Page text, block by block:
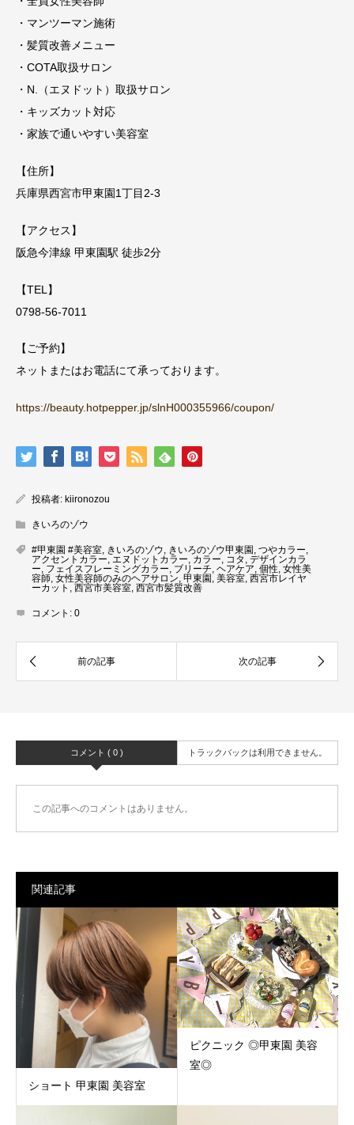
・マンツーマン施術
・髪質改善メニュー
・COTA取扱サロン
・N.（エヌドット）取扱サロン
・キッズカット対応
・家族で通いやすい美容室
【住所】
兵庫県西宮市甲東園1丁目2-3
【アクセス】
阪急今津線 甲東園駅 徒歩2分
【TEL】
0798-56-7011
【ご予約】
ネットまたはお電話にて承っております。
https://beauty.hotpepper.jp/slnH000355966/coupon/
投稿者: kiironozou
きいろのゾウ
#甲東園 #美容室, きいろのゾウ, きいろのゾウ甲東園 , つやカラー,
アクセントカラー, エヌドットカラー, カラー, コタ , デザインカラ
ー, フェイスフレーミングカラー, ブリーチ, ヘアケア, 個性, 女性美
容師, 女性美容師のみのヘアサロン, 甲東園 , 美容室, 西宮市レイヤ
ーカット , 西宮市美容室, 西宮市髪質改善
コメント: 0
コメント ( 0 ) トラックバックは利用できません。
この記事へのコメントはありません。
関連記事
ショート 甲東園 美容室
ピクニック ◎甲東園 美容
室◎